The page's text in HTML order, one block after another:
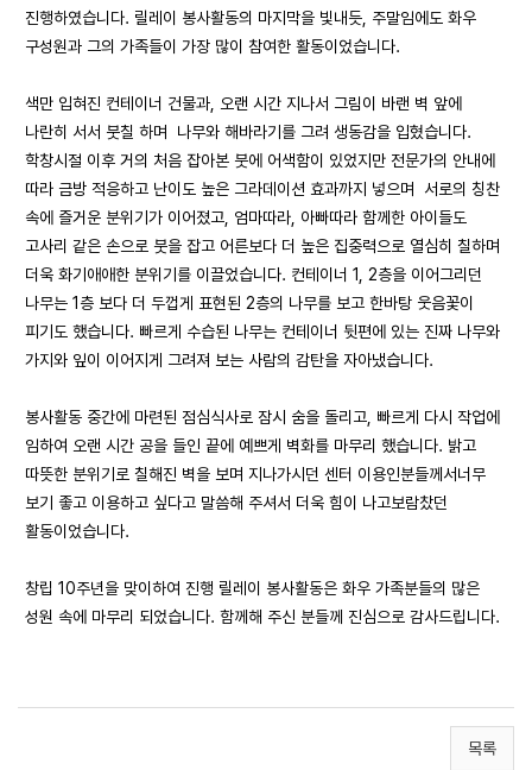
진행하였습니다. 릴레이 봉사활동의 마지막을 빛내듯, 주말임에도 화우
구성원과 그의 가족들이 가장 많이 참여한 활동이었습니다.
색만 입혀진 컨테이너 건물과, 오랜 시간 지나서 그림이 바랜 벽 앞에
나란히 서서 붓칠 하며 나무와 해바라기를 그려 생동감을 입혔습니다.
학창시절 이후 거의 처음 잡아본 붓에 어색함이 있었지만 전문가의 안내에
따라 금방 적응하고 난이도 높은 그라데이션 효과까지 넣으며 서로의 칭찬
속에 즐거운 분위기가 이어졌고, 엄마따라, 아빠따라 함께한 아이들도
고사리 같은 손으로 붓을 잡고 어른보다 더 높은 집중력으로 열심히 칠하며
더욱 화기애애한 분위기를 이끌었습니다. 컨테이너 1, 2층을 이어그리던
나무는 1층 보다 더 두껍게 표현된 2층의 나무를 보고 한바탕 웃음꽃이
피기도 했습니다. 빠르게 수습된 나무는 컨테이너 뒷편에 있는 진짜 나무와
가지와 잎이 이어지게 그려져 보는 사람의 감탄을 자아냈습니다.
봉사활동 중간에 마련된 점심식사로 잠시 숨을 돌리고, 빠르게 다시 작업에
임하여 오랜 시간 공을 들인 끝에 예쁘게 벽화를 마무리 했습니다. 밝고
따뜻한 분위기로 칠해진 벽을 보며 지나가시던 센터 이용인분들께서너무
보기 좋고 이용하고 싶다고 말씀해 주셔서 더욱 힘이 나고보람찼던
활동이었습니다.
창립 10주년을 맞이하여 진행 릴레이 봉사활동은 화우 가족분들의 많은
성원 속에 마무리 되었습니다. 함께해 주신 분들께 진심으로 감사드립니다.
목록